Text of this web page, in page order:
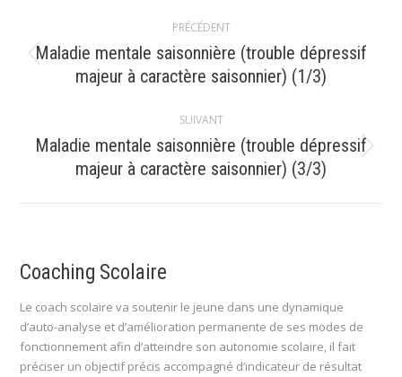
article
PRÉCÉDENT
Article
précédent
Maladie mentale saisonnière (trouble dépressif
majeur à caractère saisonnier) (1/3)
SUIVANT
Article
suivant
Maladie mentale saisonnière (trouble dépressif
majeur à caractère saisonnier) (3/3)
Coaching Scolaire
Le coach scolaire va soutenir le jeune dans une dynamique
d’auto-analyse et d’amélioration permanente de ses modes de
fonctionnement afin d’atteindre son autonomie scolaire, il fait
préciser un objectif précis accompagné d’indicateur de résultat